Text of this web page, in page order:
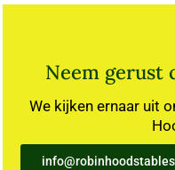
Neem gerust
We kijken ernaar uit